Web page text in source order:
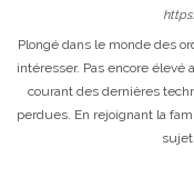
Plongé dans le monde des
intéresser. Pas encore élevé
courant des dernières
perdues. En rejoignant la